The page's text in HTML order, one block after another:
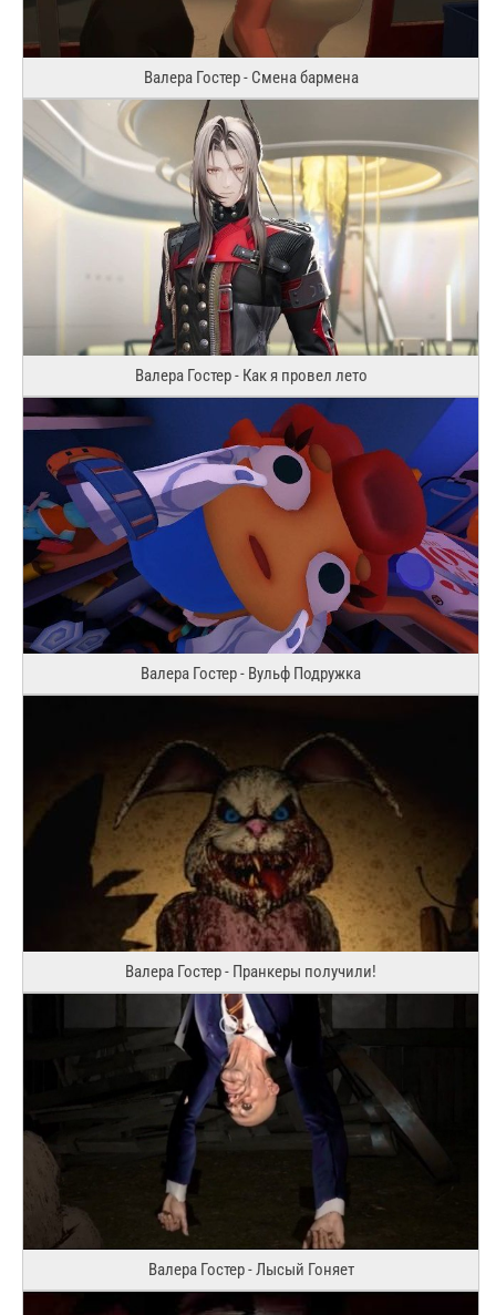
Валера Гостер - Смена бармена
Валера Гостер - Как я провел лето
Валера Гостер - Вульф Подружка
Валера Гостер - Пранкеры получили!
Валера Гостер - Лысый Гоняет